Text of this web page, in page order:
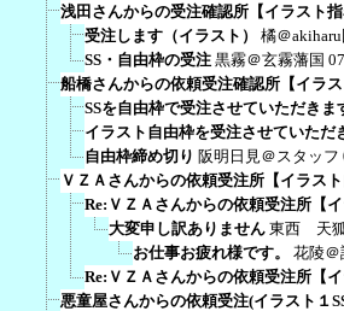
浅田さんからの受注確認所【イラスト
受注します（イラスト）
橘＠akiharu
SS・自由枠の受注 黒霧＠玄霧藩国
船橋さんからの依頼受注確認所【イラ
SSを自由枠で受注させていただきま
イラスト自由枠を受注させていただ
自由枠締め切り 阪明日見＠スタッフ
ＶＺＡさんからの依頼受注所【イラスト
Re:ＶＺＡさんからの依頼受注所【
大変申し訳ありません 東西 天
お仕事お疲れ様です。
花陵＠
Re:ＶＺＡさんからの依頼受注所【
悪童屋さんからの依頼受注(イラスト１